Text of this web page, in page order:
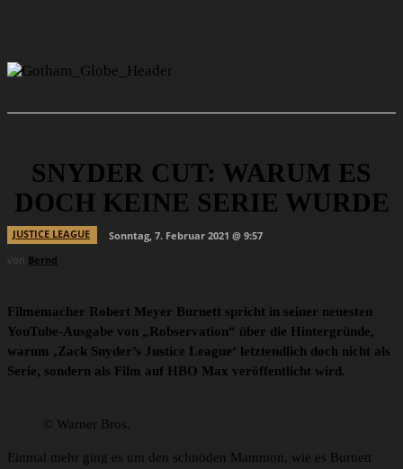
SNYDER CUT: WARUM ES
DOCH KEINE SERIE WURDE
JUSTICE LEAGUE
Sonntag, 7. Februar 2021 @ 9:57
von Bernd
Filmemacher Robert Meyer Burnett spricht in seiner neuesten
YouTube-Ausgabe von „Robservation“ über die Hintergründe,
warum ‚Zack Snyder’s Justice League‘ letztendlich doch nicht als
Serie, sondern als Film auf HBO Max veröffentlicht wird.
© Warner Bros.
Einmal mehr ging es um den schnöden Mammon, wie es Burnett